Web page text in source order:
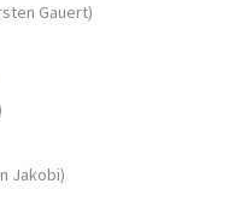
Gauert)
Jakobi)